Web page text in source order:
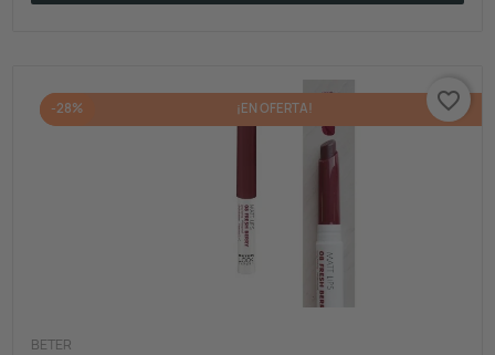
BETER
¡EN OFERTA!
-28% favorite_border